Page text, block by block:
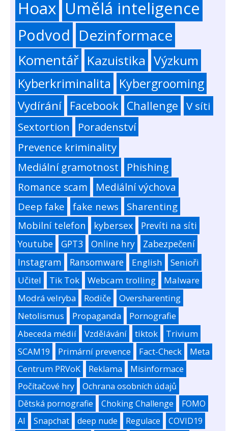
Hoax Umělá inteligence
Podvod Dezinformace
Komentář Kazuistika Výzkum
Kyberkriminalita Kybergrooming
Vydírání Facebook Challenge
V síti
Sextortion
Poradenství
Prevence kriminality
Mediální gramotnost
Phishing
Romance scam
Mediální výchova
Deep fake fake news Sharenting
Mobilní telefon kybersex
Prevíti na síti
Youtube
GPT3 Online hry
Zabezpečení
Instagram
Ransomware English
Senioři
Učitel
Tik Tok Webcam trolling
Malware
Modrá velryba
Rodiče
Oversharenting
Netolismus
Propaganda
Pornografie
Abeceda médií
Vzdělávání tiktok
Trivium
SCAM19
Primární prevence Fact-Check
Meta
Centrum PRVoK
Reklama
Misinformace
Počítačové hry
Ochrana osobních údajů
Dětská pornografie
Choking Challenge
FOMO
AI
Snapchat deep nude Regulace
COVID19